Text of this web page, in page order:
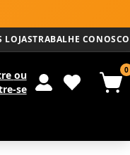
LOJASTRABALHE CONOSCO
ou
se
0